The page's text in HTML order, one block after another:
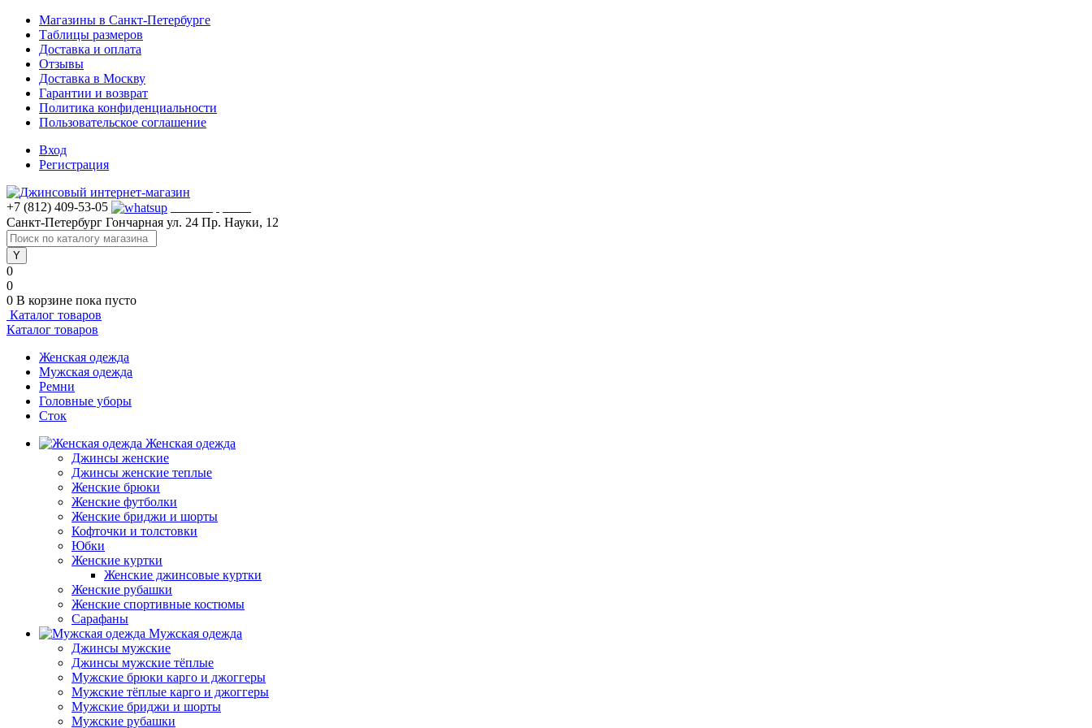
Магазины в Санкт-Петербурге
Таблицы размеров
Доставка и оплата
Отзывы
Доставка в Москву
Гарантии и возврат
Политика конфиденциальности
Пользовательское соглашение
Вход
Регистрация
+7 (812) 409-53-05
Санкт-Петербург Гончарная ул. 24 Пр. Науки, 12
0
0
0 В корзине пока пусто
Каталог товаров
Каталог товаров
Женская одежда
Мужская одежда
Ремни
Головные уборы
Сток
Женская одежда
Джинсы женские
Джинсы женские теплые
Женские брюки
Женские футболки
Женские бриджи и шорты
Кофточки и толстовки
Юбки
Женские куртки
Женские джинсовые куртки
Женские рубашки
Женские спортивные костюмы
Сарафаны
Мужская одежда
Джинсы мужские
Джинсы мужские тёплые
Мужские брюки карго и джоггеры
Мужские тёплые карго и джоггеры
Мужские бриджи и шорты
Мужские рубашки